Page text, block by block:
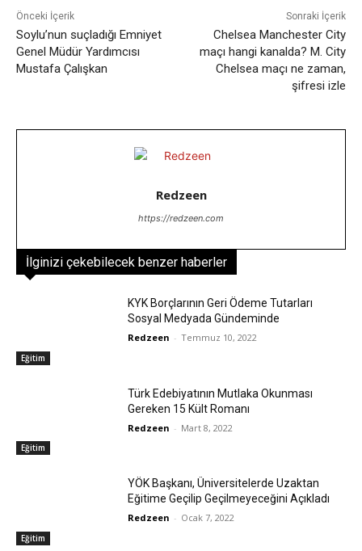
Önceki İçerik
Soylu’nun suçladığı Emniyet
Genel Müdür Yardımcısı
Mustafa Çalışkan
Sonraki İçerik
Chelsea Manchester City
maçı hangi kanalda? M. City
Chelsea maçı ne zaman,
şifresi izle
Redzeen
https://redzeen.com
İlginizi çekebilecek benzer haberler
Eğitim
KYK Borçlarının Geri Ödeme Tutarları
Sosyal Medyada Gündeminde
Redzeen - Temmuz 10, 2022
Eğitim
Türk Edebiyatının Mutlaka Okunması
Gereken 15 Kült Romanı
Redzeen - Mart 8, 2022
Eğitim
YÖK Başkanı, Üniversitelerde Uzaktan
Eğitime Geçilip Geçilmeyeceğini Açıkladı
Redzeen - Ocak 7, 2022